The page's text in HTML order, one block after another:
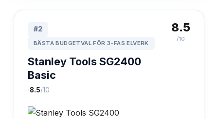
#2
BÄSTA BUDGETVAL FÖR 3-FAS ELVERK
Stanley Tools SG2400
Basic
·8.5/10
8.5
/10